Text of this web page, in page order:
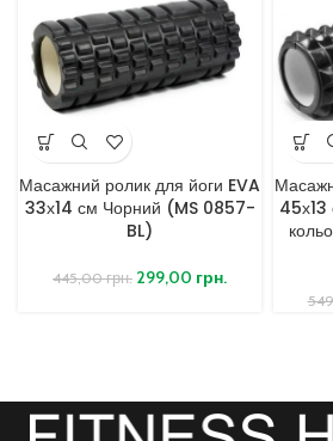
Масажний ролик для йоги EVA
33х14 см Чорний (MS 0857-
BL)
445,00грн. 299,00 грн.
45х13